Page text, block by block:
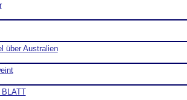
über Australien